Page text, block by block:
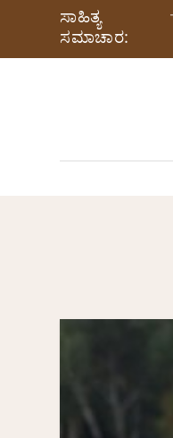
ಸಾಹಿತ್ಯ
ಸಮಾಚಾರ: